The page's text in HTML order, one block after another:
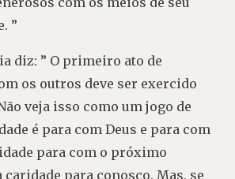
”
diz: ” O primeiro ato de
os outros deve ser exercido
veja isso como um jogo de
é para com Deus e para com
para com o próximo
para conosco. Mas, se